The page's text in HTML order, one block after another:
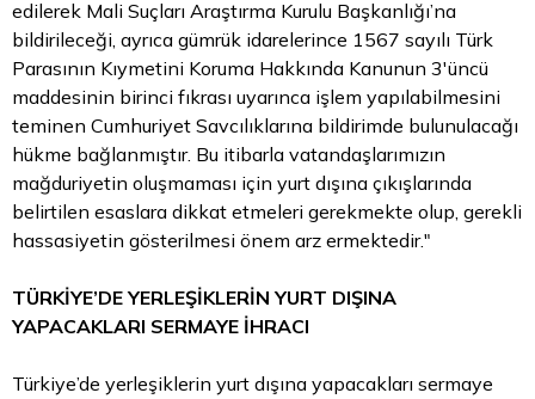
edilerek Mali Suçları Araştırma Kurulu Başkanlığı’na
bildirileceği, ayrıca gümrük idarelerince 1567 sayılı Türk
Parasının Kıymetini Koruma Hakkında Kanunun 3'üncü
maddesinin birinci fıkrası uyarınca işlem yapılabilmesini
teminen Cumhuriyet Savcılıklarına bildirimde bulunulacağı
hükme bağlanmıştır. Bu itibarla vatandaşlarımızın
mağduriyetin oluşmaması için yurt dışına çıkışlarında
belirtilen esaslara dikkat etmeleri gerekmekte olup, gerekli
hassasiyetin gösterilmesi önem arz ermektedir."
TÜRKİYE’DE YERLEŞİKLERİN YURT DIŞINA
YAPACAKLARI SERMAYE İHRACI
Türkiye’de yerleşiklerin yurt dışına yapacakları sermaye